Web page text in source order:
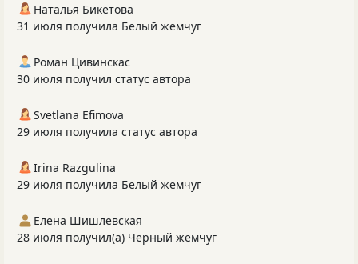
Наталья Бикетова
31 июля получила Белый жемчуг
Роман Цивинскас
30 июля получил статус автора
Svetlana Efimova
29 июля получила статус автора
Irina Razgulina
29 июля получила Белый жемчуг
Елена Шишлевская
28 июля получил(а) Черный жемчуг